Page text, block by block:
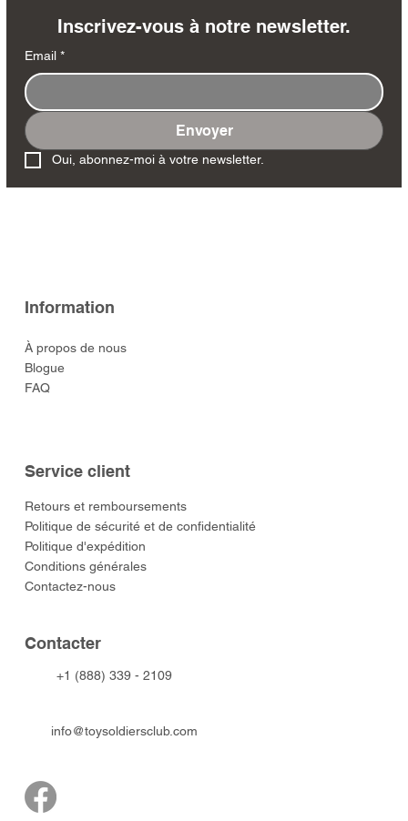
Inscrivez-vous à notre newsletter.
Email *
Envoyer
Oui, abonnez-moi à votre newsletter.
Information
À propos de nous
Blogue
FAQ
Service client
​Retours et remboursements
Politique de sécurité et de confidentialité
Politique d'expédition
Conditions générales
Contactez-nous
​Contacter
+1 (888) 339 - 2109
info@toysoldiersclub.com